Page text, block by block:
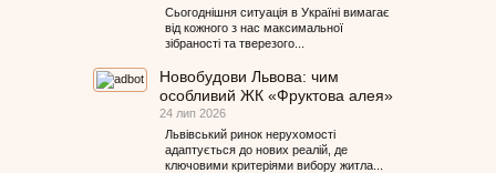
Сьогоднішня ситуація в Україні вимагає
від кожного з нас максимальної
зібраності та тверезого...
Новобудови Львова: чим
особливий ЖК «Фруктова алея»
24 лип 2026
Львівський ринок нерухомості
адаптується до нових реалій, де
ключовими критеріями вибору житла...